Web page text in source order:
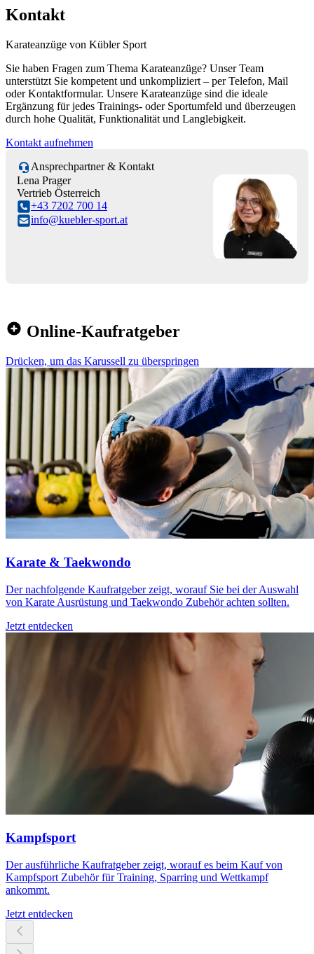
Kontakt
Karateanzüge von Kübler Sport
Sie haben Fragen zum Thema Karateanzüge? Unser Team
unterstützt Sie kompetent und unkompliziert – per Telefon, Mail
oder Kontaktformular. Unsere Karateanzüge sind die ideale
Ergänzung für jedes Trainings- oder Sportumfeld und überzeugen
durch hohe Qualität, Funktionalität und Langlebigkeit.
Kontakt aufnehmen
Ansprechpartner & Kontakt
Lena Prager
Vertrieb Österreich
+43 7202 700 14
info@kuebler-sport.at
Online-Kaufratgeber
Drücken, um das Karussell zu überspringen
Karate & Taekwondo
Der nachfolgende Kaufratgeber zeigt, worauf Sie bei der Auswahl
von Karate Ausrüstung und Taekwondo Zubehör achten sollten.
Jetzt entdecken
Kampfsport
Der ausführliche Kaufratgeber zeigt, worauf es beim Kauf von
Kampfsport Zubehör für Training, Sparring und Wettkampf
ankommt.
Jetzt entdecken